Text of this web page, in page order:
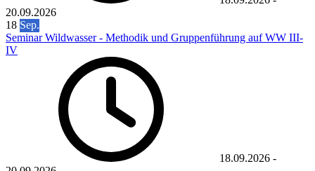
20.09.2026
18 Sep.
Seminar Wildwasser - Methodik und Gruppenführung auf WW III-
IV
18.09.2026 -